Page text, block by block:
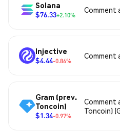
Solana
$76.33+2.10%
Comment
Injective
$4.44-0.86%
Comment
Gram (prev.
Toncoin)
$1.34-0.97%
Comment
Toncoin)